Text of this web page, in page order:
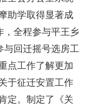
助学取得显著成
，全程参与平王乡
回迁摇号选房工
点工作了解更加
于征迁安置工作
定。制定了《关